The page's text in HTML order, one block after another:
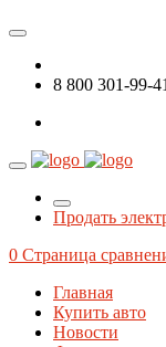
8 800 301-99-41
Продать
0 Страница
Главная
Купить авто
Новости